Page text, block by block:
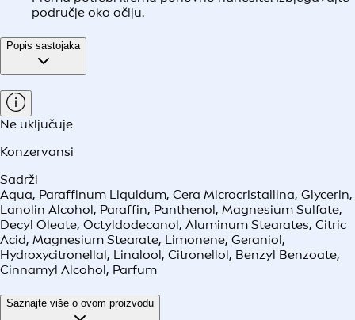
područje oko očiju.
Popis sastojaka
Ne uključuje
Konzervansi
Sadrži
Aqua, Paraffinum Liquidum, Cera Microcristallina, Glycerin,
Lanolin Alcohol, Paraffin, Panthenol, Magnesium Sulfate,
Decyl Oleate, Octyldodecanol, Aluminum Stearates, Citric
Acid, Magnesium Stearate, Limonene, Geraniol,
Hydroxycitronellal, Linalool, Citronellol, Benzyl Benzoate,
Cinnamyl Alcohol, Parfum
Saznajte više o ovom proizvodu